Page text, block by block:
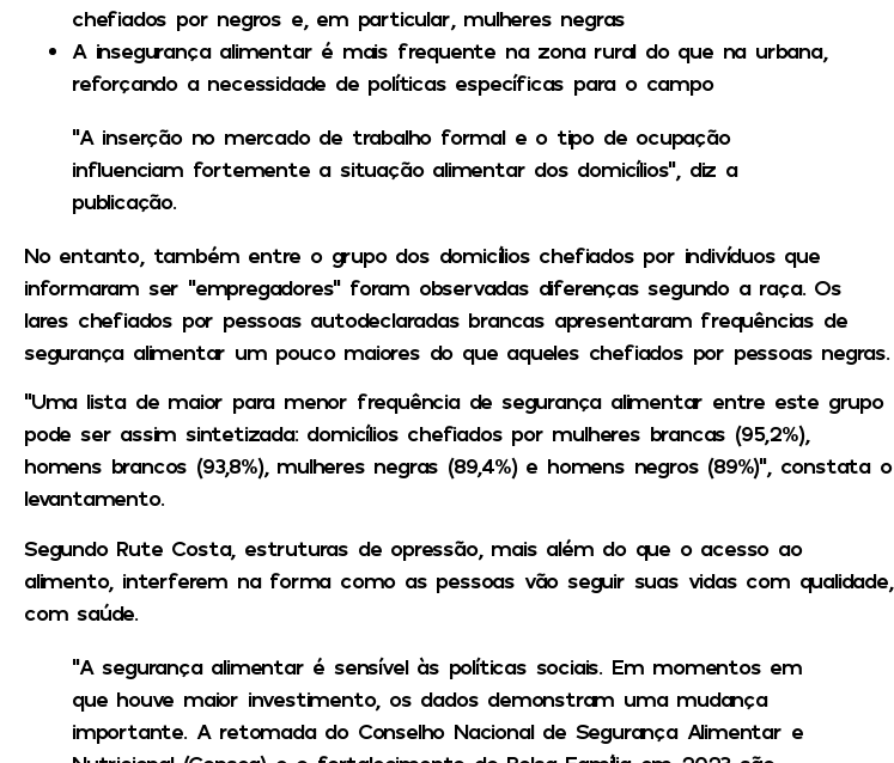
chefiados por negros e, em particular, mulheres negras
A insegurança alimentar é mais frequente na zona rural do que na urbana,
reforçando a necessidade de políticas específicas para o campo
“A inserção no mercado de trabalho formal e o tipo de ocupação
influenciam fortemente a situação alimentar dos domicílios”, diz a
publicação.
No entanto, também entre o grupo dos domicílios chefiados por indivíduos que
informaram ser “empregadores” foram observadas diferenças segundo a raça. Os
lares chefiados por pessoas autodeclaradas brancas apresentaram frequências de
segurança alimentar um pouco maiores do que aqueles chefiados por pessoas negras.
“Uma lista de maior para menor frequência de segurança alimentar entre este grupo
pode ser assim sintetizada: domicílios chefiados por mulheres brancas (95,2%),
homens brancos (93,8%), mulheres negras (89,4%) e homens negros (89%)”, constata o
levantamento.
Segundo Rute Costa, estruturas de opressão, mais além do que o acesso ao
alimento, interferem na forma como as pessoas vão seguir suas vidas com qualidade,
com saúde.
“A segurança alimentar é sensível às políticas sociais. Em momentos em
que houve maior investimento, os dados demonstram uma mudança
importante. A retomada do Conselho Nacional de Segurança Alimentar e